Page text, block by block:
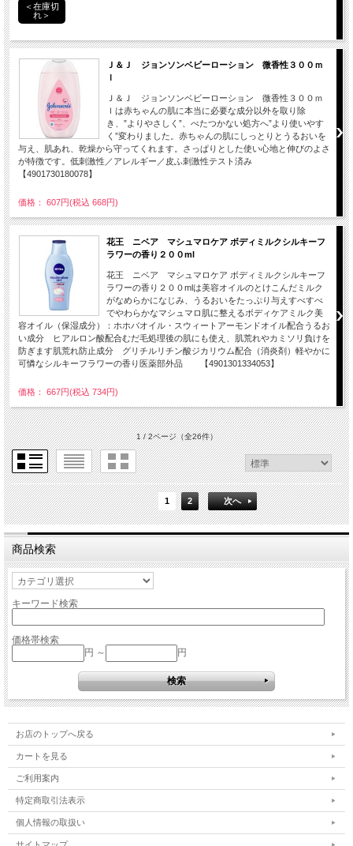
＜在庫切
れ＞
Ｊ＆Ｊ ジョンソンベビーローション 微香性３００ｍ
ｌ
Ｊ＆Ｊ ジョンソンベビーローション 微香性３００ｍ
ｌは赤ちゃんの肌に本当に必要な成分以外を取り除
き、”よりやさしく”、べたつかない処方へ”より使いやす
く”変わりました。赤ちゃんの肌にしっとりとうるおいを
与え、肌あれ、乾燥から守ってくれます。さっぱりとした使い心地と伸びのよさ
が特徴です。低刺激性／アレルギー／皮ふ刺激性テスト済み
【4901730180078】
価格： 607円(税込 668円)
花王 ニベア マシュマロケア ボディミルクシルキーフ
ラワーの香り２００ml
花王 ニベア マシュマロケア ボディミルクシルキーフ
ラワーの香り２００mlは美容オイルのとけこんだミルク
がなめらかになじみ、うるおいをたっぷり与えすべすべ
でやわらかなマシュマロ肌に整えるボディケアミルク美
容オイル（保湿成分）：ホホバオイル・スウィートアーモンドオイル配合うるお
い成分 ヒアルロン酸配合むだ毛処理後の肌にも使え、肌荒れやカミソリ負けを
防ぎます肌荒れ防止成分 グリチルリチン酸ジカリウム配合（消炎剤）軽やかに
可憐なシルキーフラワーの香り医薬部外品 【4901301334053】
価格： 667円(税込 734円)
1 / 2ページ（全26件）
1 2 次へ
商品検索
キーワード検索
価格帯検索
円 ～
円
お店のトップへ戻る
カートを見る
ご利用案内
特定商取引法表示
個人情報の取扱い